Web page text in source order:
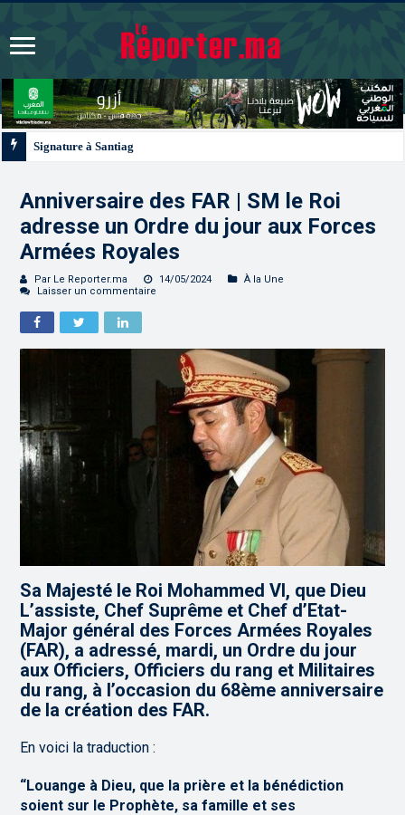
Anniversaire des FAR | SM le Roi
adresse un Ordre du jour aux Forces
Armées Royales
Par Le Reporter.ma 14/05/2024
À la Une
Laisser un commentaire
Sa Majesté le Roi Mohammed VI, que Dieu
L’assiste, Chef Suprême et Chef d’Etat-
Major général des Forces Armées Royales
(FAR), a adressé, mardi, un Ordre du jour
aux Officiers, Officiers du rang et Militaires
du rang, à l’occasion du 68ème anniversaire
de la création des FAR.
En voici la traduction :
“Louange à Dieu, que la prière et la bénédiction
soient sur le Prophète, sa famille et ses